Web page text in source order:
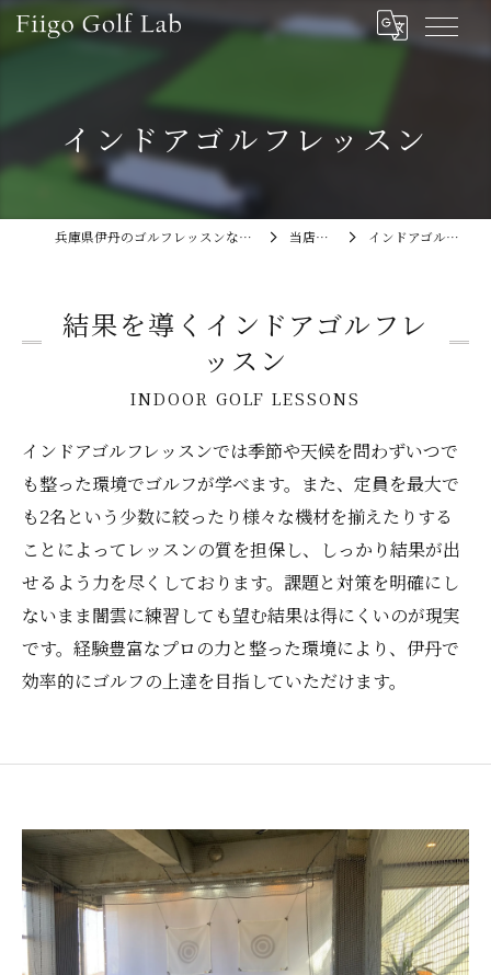
インドアゴルフレッスン
兵庫県伊丹のゴルフレッスンならFiigo Golf Lab 当店の特徴 インドアゴルフレッスン
結果を導くインドアゴルフレ
ッスン
INDOOR GOLF LESSONS
インドアゴルフレッスンでは季節や天候を問わずいつで
も整った環境でゴルフが学べます。また、定員を最大で
も2名という少数に絞ったり様々な機材を揃えたりする
ことによってレッスンの質を担保し、しっかり結果が出
せるよう力を尽くしております。課題と対策を明確にし
ないまま闇雲に練習しても望む結果は得にくいのが現実
です。経験豊富なプロの力と整った環境により、伊丹で
効率的にゴルフの上達を目指していただけます。